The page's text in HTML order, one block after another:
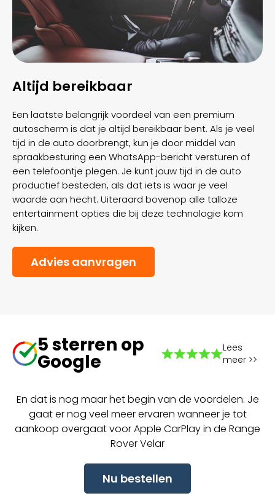
Altijd bereikbaar
Een laatste belangrijk voordeel van een premium
autoscherm is dat je altijd bereikbaar bent. Als je veel
tijd in de auto doorbrengt, kun je door middel van
spraakbesturing een WhatsApp-bericht versturen of
een telefoontje plegen. Je kunt jouw tijd in de auto
productief besteden, als dat iets is waar je veel
waarde aan hecht. Uiteraard bovenop alle talloze
entertainment opties die bij deze technologie kom
kijken.
Advies aanvragen
5 sterren op
Google
Lees
meer >>
En dat is nog maar het begin van de voordelen. Je
gaat er nog veel meer ervaren wanneer je tot
aankoop overgaat voor Apple CarPlay in de Range
Rover Velar
Nu bestellen